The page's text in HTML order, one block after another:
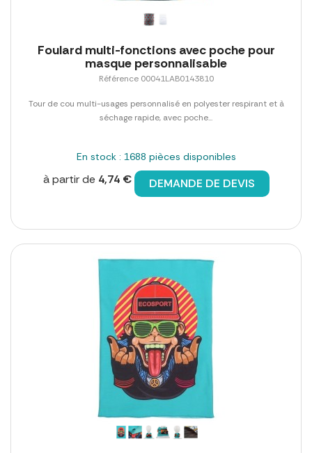
Foulard multi-fonctions avec poche pour
masque personnalisable
Référence 00041LAB0143810
Tour de cou multi-usages personnalisé en polyester respirant et à
séchage rapide, avec poche...
En stock : 1688 pièces disponibles
à partir de 4,74 € DEMANDE DE DEVIS